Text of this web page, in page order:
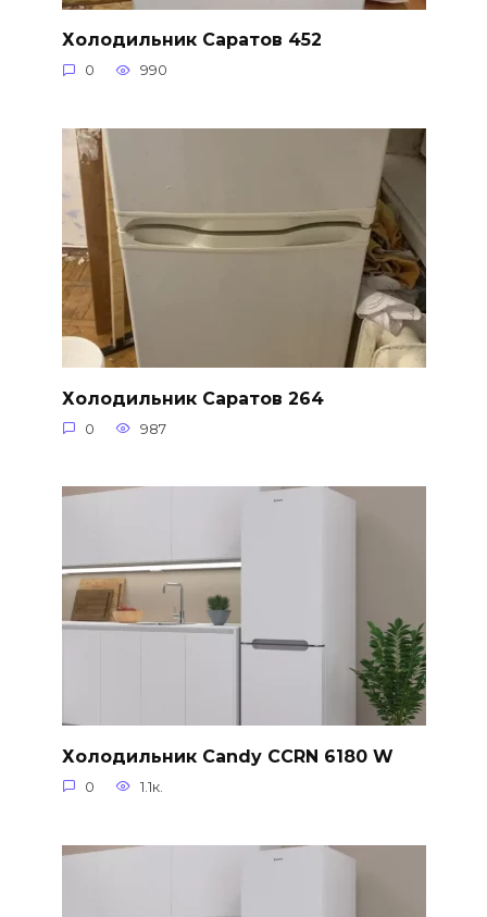
Холодильник Саратов 452
0 990
Холодильник Саратов 264
0 987
Холодильник Candy CCRN 6180 W
0 1.1к.